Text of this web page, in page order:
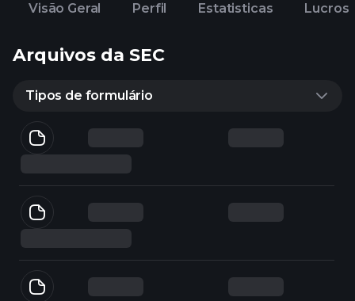
Visão Geral Perfil Estatisticas Lucros
Arquivos da SEC
Tipos de formulário